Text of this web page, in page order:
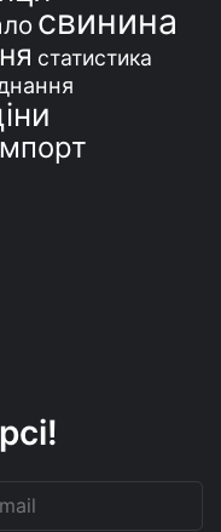
свинина
статистика